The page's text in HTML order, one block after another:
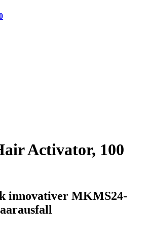
Activator, 100
innovativer MKMS24-